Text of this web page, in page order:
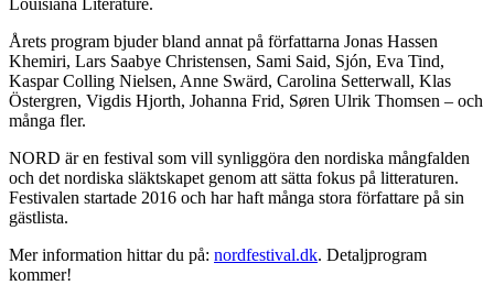
Årets program bjuder bland annat på författarna Jonas Hassen
Khemiri, Lars Saabye Christensen, Sami Said, Sjón, Eva Tind,
Kaspar Colling Nielsen, Anne Swärd, Carolina Setterwall, Klas
Östergren, Vigdis Hjorth, Johanna Frid, Søren Ulrik Thomsen – och
många fler.
NORD är en festival som vill synliggöra den nordiska mångfalden
och det nordiska släktskapet genom att sätta fokus på litteraturen.
Festivalen startade 2016 och har haft många stora författare på sin
gästlista.
Mer information hittar du på: nordfestival.dk. Detaljprogram
kommer!